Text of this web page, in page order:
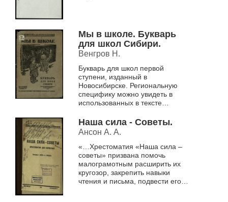
Мы в школе. Букварь
для школ Сибири.
Венгров Н.
Букварь для школ первой
ступени, изданный в
Новосибирске. Региональную
специфику можно увидеть в
использованных в тексте
Песчанка (с. 38), Хановка,
Каменка.
Наша сила - Советы.
Ансон А. А.
«…Хрестоматия «Наша сила –
советы» призвана помочь
малограмотным расширить их
кругозор, закрепить навыки
чтения и письма, подвести его к